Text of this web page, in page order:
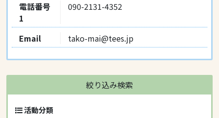
電話番号
1
090-2131-4352
Email tako-mai@tees.jp
絞り込み検索
活動分類